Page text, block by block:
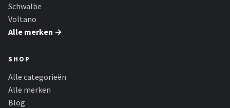
Schwalbe
Voltano
Alle merken →
SHOP
Alle categorieën
Alle merken
Blog